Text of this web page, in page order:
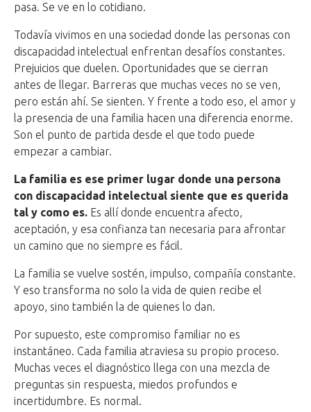
pasa. Se ve en lo cotidiano.
Todavía vivimos en una sociedad donde las personas con
discapacidad intelectual enfrentan desafíos constantes.
Prejuicios que duelen. Oportunidades que se cierran
antes de llegar. Barreras que muchas veces no se ven,
pero están ahí. Se sienten. Y frente a todo eso, el amor y
la presencia de una familia hacen una diferencia enorme.
Son el punto de partida desde el que todo puede
empezar a cambiar.
La familia es ese primer lugar donde una persona
con discapacidad intelectual siente que es querida
tal y como es. Es allí donde encuentra afecto,
aceptación, y esa confianza tan necesaria para afrontar
un camino que no siempre es fácil.
La familia se vuelve sostén, impulso, compañía constante.
Y eso transforma no solo la vida de quien recibe el
apoyo, sino también la de quienes lo dan.
Por supuesto, este compromiso familiar no es
instantáneo. Cada familia atraviesa su propio proceso.
Muchas veces el diagnóstico llega con una mezcla de
preguntas sin respuesta, miedos profundos e
incertidumbre. Es normal.